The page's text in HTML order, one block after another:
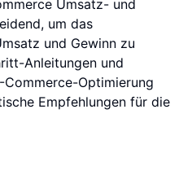
Umsatz- und
um das
und Gewinn zu
Anleitungen und
Optimierung
Empfehlungen für die